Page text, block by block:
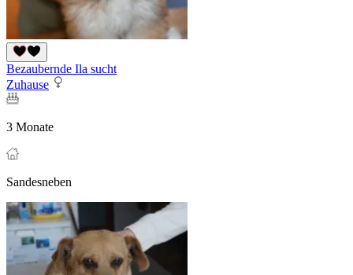
Bezaubernde Ila sucht
Zuhause
3 Monate
Sandesneben